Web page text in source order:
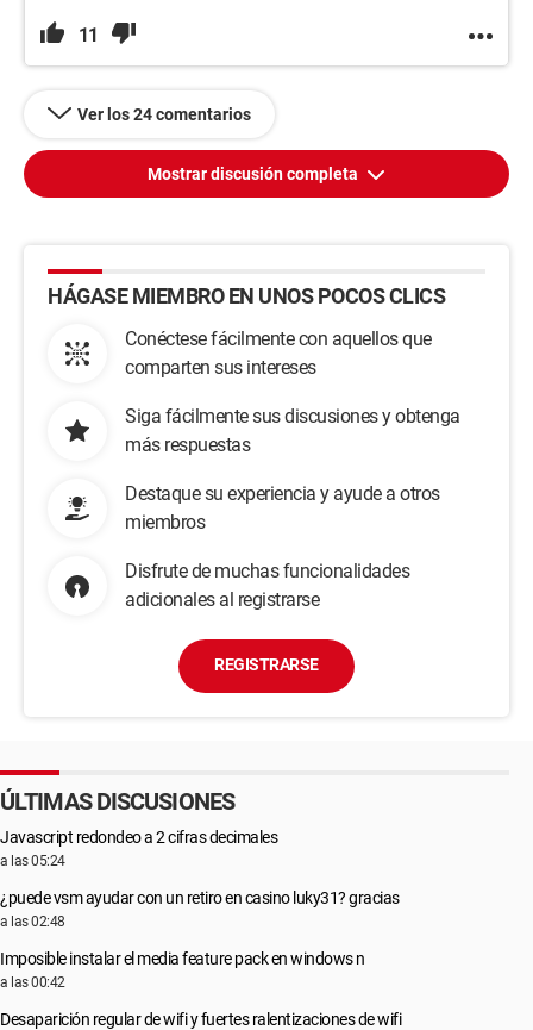
11
Ver los 24 comentarios
Mostrar discusión completa
HÁGASE MIEMBRO EN UNOS POCOS CLICS
Conéctese fácilmente con aquellos que
comparten sus intereses
Siga fácilmente sus discusiones y obtenga
más respuestas
Destaque su experiencia y ayude a otros
miembros
Disfrute de muchas funcionalidades
adicionales al registrarse
REGISTRARSE
ÚLTIMAS DISCUSIONES
Javascript redondeo a 2 cifras decimales
a las 05:24
¿puede vsm ayudar con un retiro en casino luky31? gracias
a las 02:48
Imposible instalar el media feature pack en windows n
a las 00:42
Desaparición regular de wifi y fuertes ralentizaciones de wifi